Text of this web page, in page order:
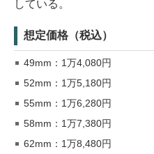
している。
想定価格（税込）
49mm：1万4,080円
52mm：1万5,180円
55mm：1万6,280円
58mm：1万7,380円
62mm：1万8,480円